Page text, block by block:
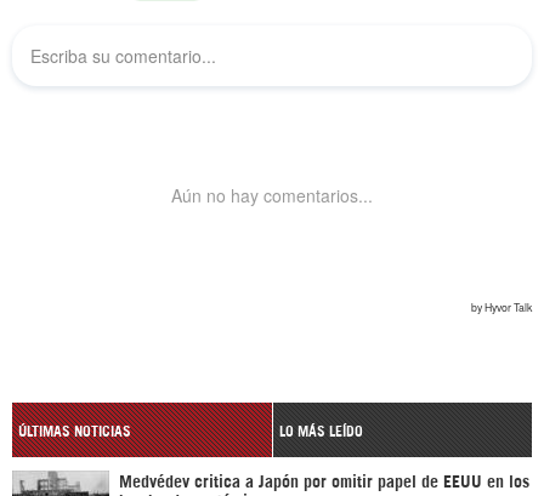
ÚLTIMAS NOTICIAS LO MÁS LEÍDO
Medvédev critica a Japón por omitir papel de EEUU en los